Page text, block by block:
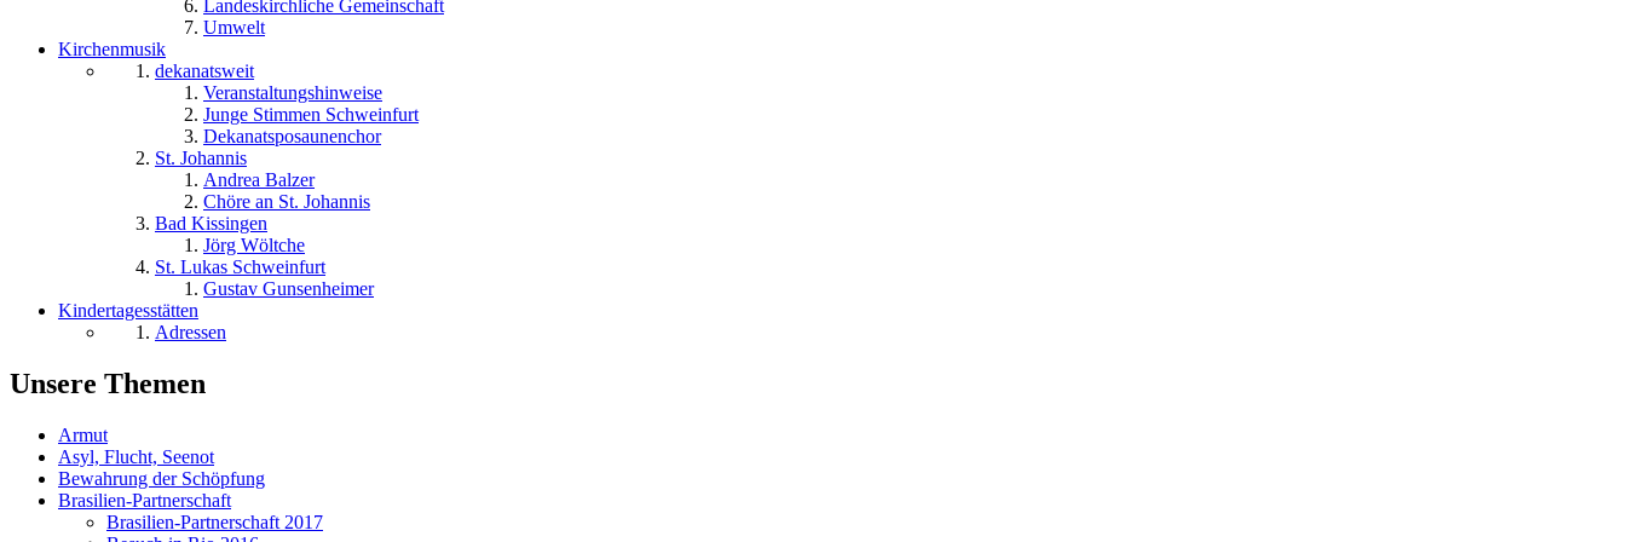
Landeskirchliche Gemeinschaft
Umwelt
Kirchenmusik
dekanatsweit
Veranstaltungshinweise
Junge Stimmen Schweinfurt
Dekanatsposaunenchor
St. Johannis
Andrea Balzer
Chöre an St. Johannis
Bad Kissingen
Jörg Wöltche
St. Lukas Schweinfurt
Gustav Gunsenheimer
Kindertagesstätten
Adressen
Unsere Themen
Armut
Asyl, Flucht, Seenot
Bewahrung der Schöpfung
Brasilien-Partnerschaft
Brasilien-Partnerschaft 2017